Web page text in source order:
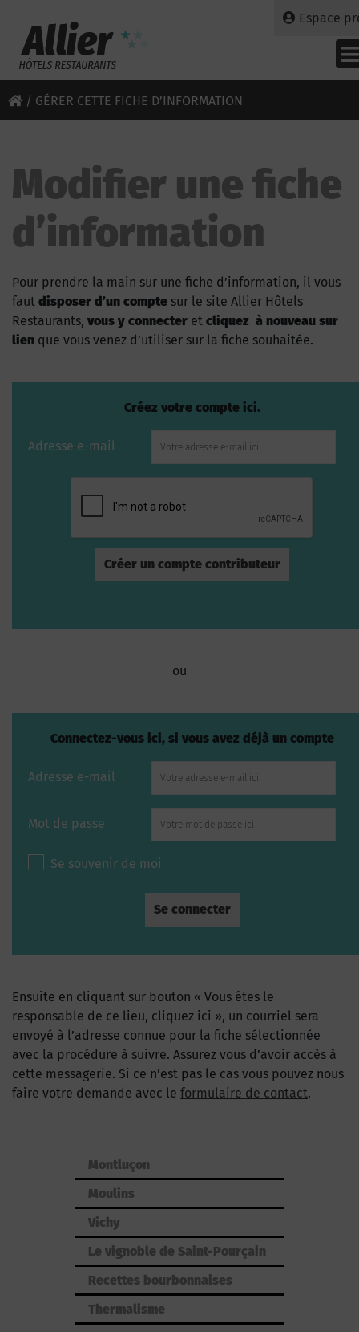
Espace
/ GÉRER CETTE FICHE D’INFORMATION
Modifier une fiche
d’information
Pour prendre la main sur une fiche d’information, il vous
faut disposer d’un compte sur le site Allier Hôtels
Restaurants, vous y connecter et cliquez à nouveau sur
lien que vous venez d’utiliser sur la fiche souhaitée.
Créez votre compte ici.
Adresse e-mail
ou
Connectez-vous ici, si vous avez déjà un compte
Adresse e-mail
Mot de passe
Se souvenir de moi
Ensuite en cliquant sur bouton « Vous êtes le
responsable de ce lieu, cliquez ici », un courriel sera
envoyé à l’adresse connue pour la fiche sélectionnée
avec la procédure à suivre. Assurez vous d’avoir accès à
cette messagerie. Si ce n’est pas le cas vous pouvez nous
faire votre demande avec le formulaire de contact.
Montluçon
Moulins
Vichy
Le vignoble de Saint-Pourçain
Recettes bourbonnaises
Thermalisme